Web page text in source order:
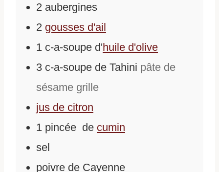
2 aubergines
2 gousses d'ail
1 c-a-soupe d'huile d'olive
3 c-a-soupe de Tahini pâte de
sésame grille
jus de citron
1 pincée de cumin
sel
poivre de Cayenne